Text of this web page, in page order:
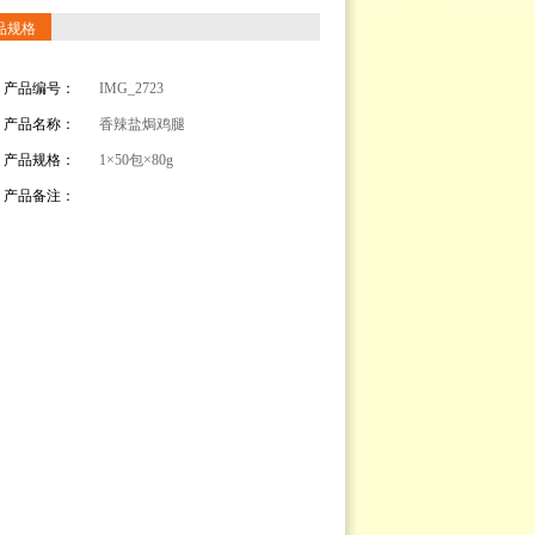
规格
产品编号： IMG_2723
产品名称： 香辣盐焗鸡腿
产品规格： 1×50包×80g
产品备注：